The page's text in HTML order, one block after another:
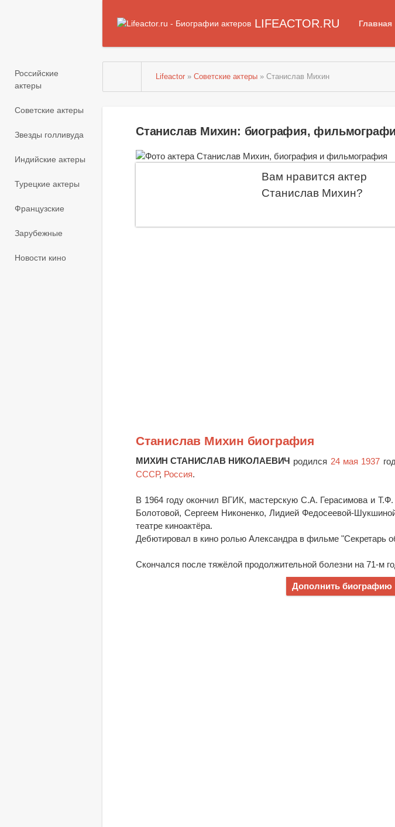
LIFEACTOR.RU Главная
Российские
актеры
Советские актеры
Звезды голливуда
Индийские актеры
Турецкие актеры
Французские
Зарубежные
Новости кино
Lifeactor »Советские актеры » Станислав Михин
Станислав Михин: биография,
Вам нравится актер
Станислав Михин?
Станислав Михин биография
МИХИН СТАНИСЛАВ НИКОЛАЕВИЧ родился 24 мая 1937
СССР, Россия.
В 1964 году окончил ВГИК, мастерскую С.А. Герасимова и
Болотовой, Сергеем Никоненко, Лидией Федосеевой-
театре киноактёра.
Дебютировал в кино ролью Александра в фильме "Секретарь
Скончался после тяжёлой продолжительной болезни на 71-м
Дополнить биографию